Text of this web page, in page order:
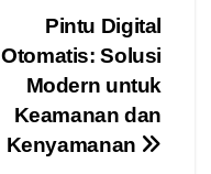
Pintu Digital
Otomatis: Solusi
Modern untuk
Keamanan dan
Kenyamanan